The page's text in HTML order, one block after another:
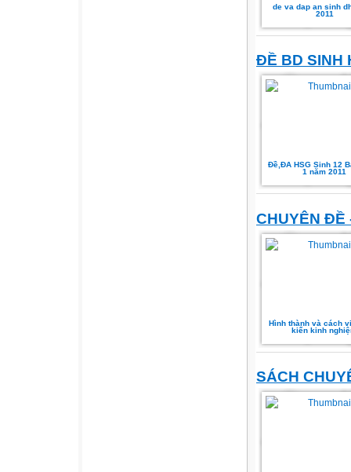
de va dap an sinh
2011
ĐỀ BD SINH
Đề,ĐA HSG Sinh 12
1 năm 2011
CHUYÊN ĐỀ
Hình thành và cách
kiến kinh
SÁCH